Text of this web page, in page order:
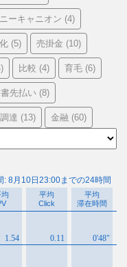
ーキャニオン (4)
(5) 売掛金 (10)
比較 (4) 育毛 (6)
先払い (8)
達 (13) 金融 (60)